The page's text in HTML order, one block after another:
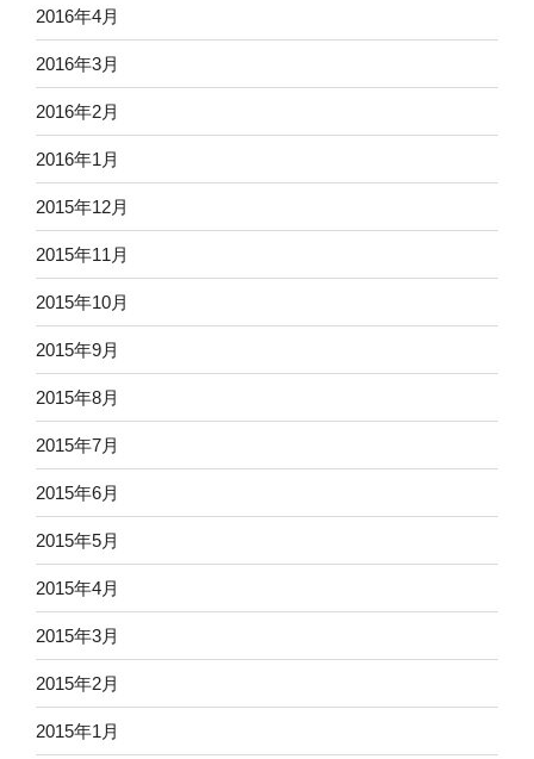
2016年4月
2016年3月
2016年2月
2016年1月
2015年12月
2015年11月
2015年10月
2015年9月
2015年8月
2015年7月
2015年6月
2015年5月
2015年4月
2015年3月
2015年2月
2015年1月